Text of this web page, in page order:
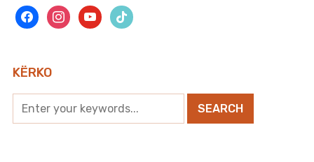
facebookinstagramyoutubetiktok
KËRKO